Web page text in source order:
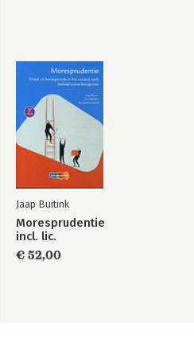
Jaap Buitink
Moresprudentie
incl. lic.
€ 52,00